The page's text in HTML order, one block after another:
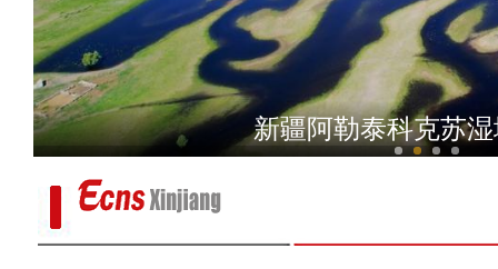
“新歌唱新疆”在喀
新疆草原石城现“石城